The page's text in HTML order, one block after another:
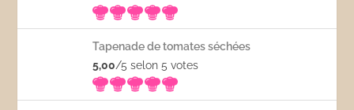
Tapenade de tomates séchées
5,00/5 selon 5votes